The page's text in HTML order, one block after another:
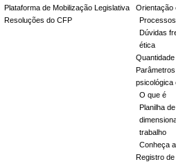
Plataforma de Mobilização Legislativa
Resoluções do CFP
Orientação
Dúvidas
ética
psicológica
O que é
Planilha
trabalho
Conheça
Registro